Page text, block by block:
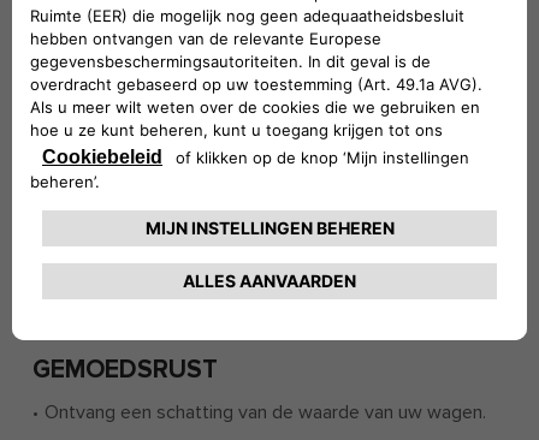
GEMOEDSRUST
Ontvang een schatting van de waarde van uw wagen.